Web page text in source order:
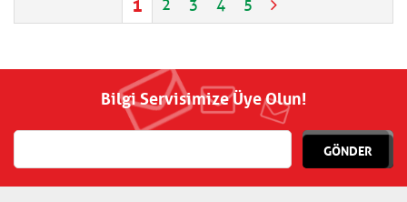
1 2 3 4 5
Bilgi Servisimize Üye Olun!
GÖNDER